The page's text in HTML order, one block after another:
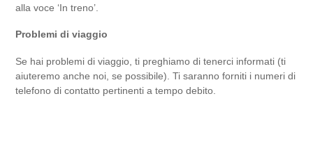
alla voce ‘In treno’.
Problemi di viaggio
Se hai problemi di viaggio, ti preghiamo di tenerci informati (ti
aiuteremo anche noi, se possibile). Ti saranno forniti i numeri di
telefono di contatto pertinenti a tempo debito.